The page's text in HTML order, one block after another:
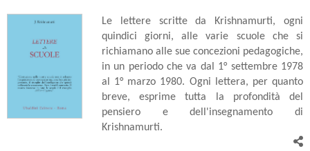
Le lettere scritte da Krishnamurti, ogni
quindici giorni, alle varie scuole che si
richiamano alle sue concezioni pedagogiche,
in un periodo che va dal 1° settembre 1978
al 1° marzo 1980. Ogni lettera, per quanto
breve, esprime tutta la profondità del
pensiero e dell'insegnamento di
Krishnamurti.